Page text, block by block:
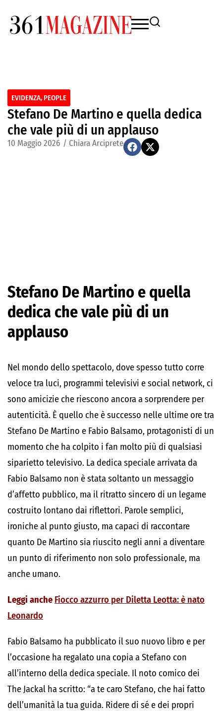
EVIDENZA, PEOPLE
Stefano De Martino e quella dedica
che vale più di un applauso
10 Maggio 2026 / Chiara Arciprete
Stefano De Martino e quella
dedica che vale più di un
applauso
Nel mondo dello spettacolo, dove spesso tutto corre
veloce tra luci, programmi televisivi e social network, ci
sono amicizie che riescono ancora a sorprendere per
autenticità. È quello che è successo nelle ultime ore tra
Stefano De Martino e Fabio Balsamo, protagonisti di un
momento che ha colpito i fan molto più di qualsiasi
siparietto televisivo. La dedica speciale arrivata da
Fabio Balsamo non è stata soltanto un messaggio
d’affetto pubblico, ma il ritratto sincero di un legame
costruito lontano dai riflettori. Parole semplici,
ironiche al punto giusto, ma capaci di raccontare
quanto De Martino sia riuscito negli anni a diventare
un punto di riferimento non solo professionale, ma
anche umano.
Leggi anche Fiocco azzurro per Diletta Leotta: è nato
Leonardo
Fabio Balsamo ha pubblicato il suo nuovo libro e per
l’occasione ha regalato una copia a Stefano con
all’interno della dedica speciale. Il noto comico dei
The Jackal ha scritto: “a te caro Stefano, che hai fatto
dell’umanità la tua guida. Ridere di sé e dei propri